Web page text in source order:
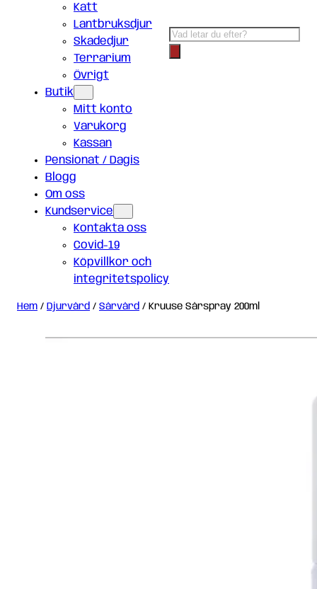
Katt
Lantbruksdjur
Skadedjur
Terrarium
Övrigt
Butik
Mitt konto
Varukorg
Kassan
Pensionat / Dagis
Blogg
Om oss
Kundservice
Kontakta oss
Covid-19
Köpvillkor och
integritetspolicy
Products
Hem / Djurvård / Sårvård / Kruuse Sårspray 200ml